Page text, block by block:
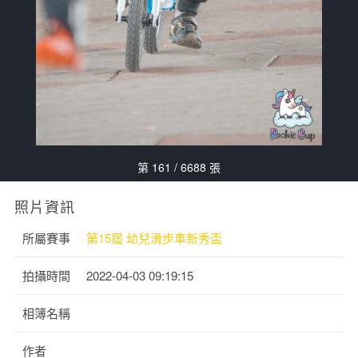
第 161 / 6688 張
照片資訊
所屬賽事 第15屆 幼兒滑步車新秀盃
拍攝時間 2022-04-03 09:19:15
相簿名稱
作者